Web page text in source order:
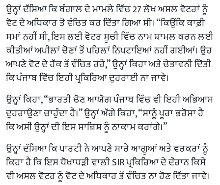
ਉਨ੍ਹਾਂ ਦੱਸਿਆ ਕਿ ਬੰਗਾਲ ਦੇ ਮਾਮਲੇ ਵਿੱਚ 27 ਲੱਖ ਅਸਲ ਵੋਟਰਾਂ ਨੂੰ
ਵੋਟ ਦੇ ਅਧਿਕਾਰ ਤੋਂ ਵੰਚਿਤ ਕਰ ਦਿੱਤਾ ਗਿਆ ਸੀ। “ਕਿਉਂਕਿ ਕਾਫ਼ੀ
ਸਮਾਂ ਨਹੀਂ ਸੀ, ਇਸ ਲਈ ਵੋਟਰ ਸੂਚੀ ਵਿੱਚ ਨਾਮ ਸ਼ਾਮਲ ਕਰਨ ਲਈ
ਕੀਤੀਆਂ ਅਪੀਲਾਂ ਚੋਣਾਂ ਤੋਂ ਪਹਿਲਾਂ ਨਿਪਟਾਇਆਂ ਨਹੀਂ ਗਈਆਂ। ਉਹ
ਆਪਣੇ ਵੋਟ ਦੇ ਹੱਕ ਤੋਂ ਵੰਚਿਤ ਰਹੇ,” ਉਨ੍ਹਾਂ ਕਿਹਾ ਅਤੇ ਚੇਤਾਵਨੀ ਦਿੱਤੀ
ਕਿ ਪੰਜਾਬ ਵਿੱਚ ਇਹੀ ਪ੍ਰਕਿਰਿਆ ਦੁਹਰਾਈ ਨਾ ਜਾਵੇ।
ਉਨ੍ਹਾਂ ਕਿਹਾ, “ਭਾਰਤੀ ਚੋਣ ਆਯੋਗ ਪੰਜਾਬ ਵਿੱਚ ਵੀ ਇਹੀ ਅਭਿਆਸ
ਦੁਹਰਾਉਣਾ ਚਾਹੁੰਦਾ ਹੈ।” ਉਨ੍ਹਾਂ ਅੱਗੇ ਕਿਹਾ, “ਸਾਨੂੰ ਪੂਰਾ ਭਰੋਸਾ ਹੈ
ਕਿ ਅਸੀਂ ਉਨ੍ਹਾਂ ਦੀ ਇਸ ਸਾਜ਼ਿਸ਼ ਨੂੰ ਨਾਕਾਮ ਕਰਾਂਗੇ।”
ਉਨ੍ਹਾਂ ਦੱਸਿਆ ਕਿ ਪਾਰਟੀ ਨੇ ਆਪਣੇ ਸਾਰੇ ਆਗੂਆਂ ਅਤੇ ਵਰਕਰਾਂ ਨੂੰ
ਕਿਹਾ ਹੈ ਕਿ ਇਸ ਧੋਖਾਧੜੀ ਵਾਲੀ SIR ਪ੍ਰਕਿਰਿਆ ਦੇ ਦੌਰਾਨ ਕਿਸੇ
ਵੀ ਅਸਲ ਵੋਟਰ ਨੂੰ ਵੋਟ ਦੇ ਅਧਿਕਾਰ ਤੋਂ ਵੰਚਿਤ ਨਾ ਹੋਣ ਦਿੱਤਾ ਜਾਵੇ।